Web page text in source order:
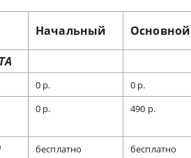
Начальный Основной
0 р. 0 р.
0 р. 490 р.
бесплатно бесплатно